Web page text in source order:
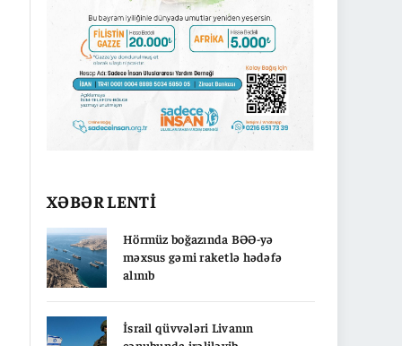
XƏBƏR LENTİ
Hörmüz boğazında BƏƏ-yə
məxsus gəmi raketlə hədəfə
alınıb
İsrail qüvvələri Livanın